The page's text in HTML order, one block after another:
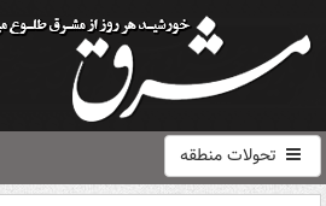
تحولات منطقه